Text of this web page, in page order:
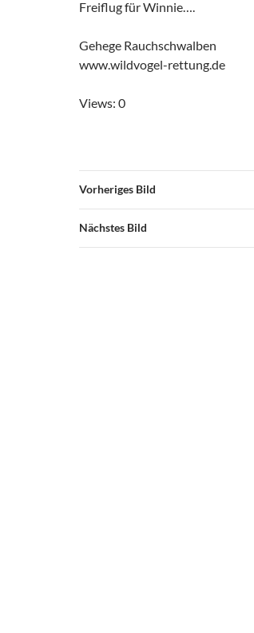
Freiflug für Winnie….
Gehege Rauchschwalben
www.wildvogel-rettung.de
Views: 0
Vorheriges Bild
Nächstes Bild